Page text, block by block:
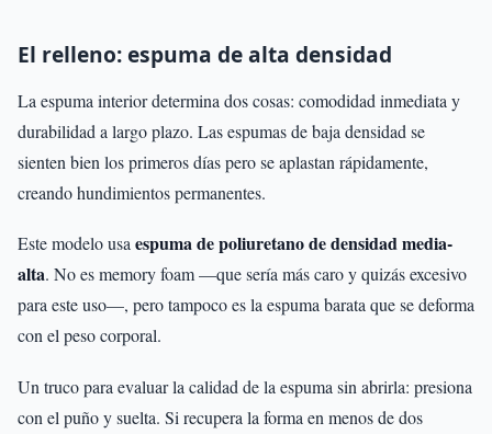
El relleno: espuma de alta densidad
La espuma interior determina dos cosas: comodidad inmediata y
durabilidad a largo plazo. Las espumas de baja densidad se
sienten bien los primeros días pero se aplastan rápidamente,
creando hundimientos permanentes.
Este modelo usaespuma de poliuretano de densidad media-
alta. No es memory foam —que sería más caro y quizás excesivo
para este uso—, pero tampoco es la espuma barata que se deforma
con el peso corporal.
Un truco para evaluar la calidad de la espuma sin abrirla: presiona
con el puño y suelta. Si recupera la forma en menos de dos